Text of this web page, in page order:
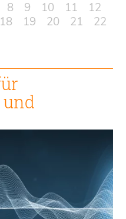
8 9 10 11
12
18 19 20 21
22